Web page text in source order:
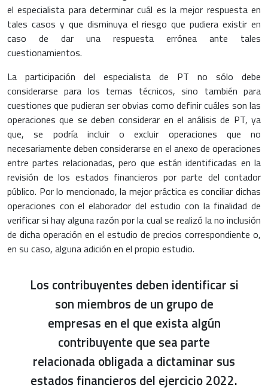
el especialista para determinar cuál es la mejor respuesta en
tales casos y que disminuya el riesgo que pudiera existir en
caso de dar una respuesta errónea ante tales
cuestionamientos.
La participación del especialista de PT no sólo debe
considerarse para los temas técnicos, sino también para
cuestiones que pudieran ser obvias como definir cuáles son las
operaciones que se deben considerar en el análisis de PT, ya
que, se podría incluir o excluir operaciones que no
necesariamente deben considerarse en el anexo de operaciones
entre partes relacionadas, pero que están identificadas en la
revisión de los estados financieros por parte del contador
público. Por lo mencionado, la mejor práctica es conciliar dichas
operaciones con el elaborador del estudio con la finalidad de
verificar si hay alguna razón por la cual se realizó la no inclusión
de dicha operación en el estudio de precios correspondiente o,
en su caso, alguna adición en el propio estudio.
Los contribuyentes deben identificar si
son miembros de un grupo de
empresas en el que exista algún
contribuyente que sea parte
relacionada obligada a dictaminar sus
estados financieros del ejercicio 2022.